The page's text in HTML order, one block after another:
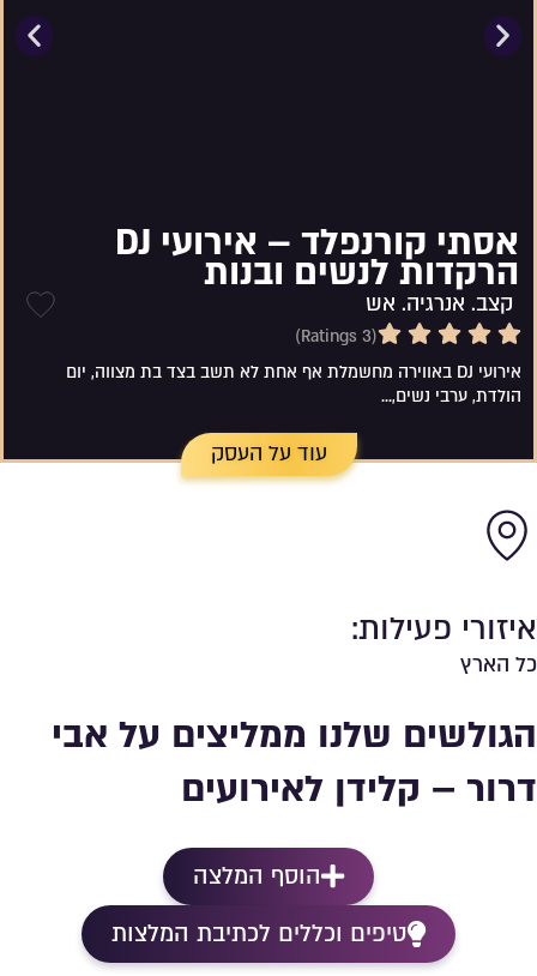
אסתי קורנפלד – אירועי DJ
הרקדות לנשים ובנות
קצב. אנרגיה. אש
(3 Ratings)
אירועי DJ באווירה מחשמלת️ אף אחת לא תשב בצד בת מצווה, יום
הולדת, ערבי נשים,...
עוד על העסק
איזורי פעילות:
כל הארץ
הגולשים שלנו ממליצים על אבי
דרור – קלידן לאירועים
הוסף המלצה
טיפים וכללים לכתיבת המלצות